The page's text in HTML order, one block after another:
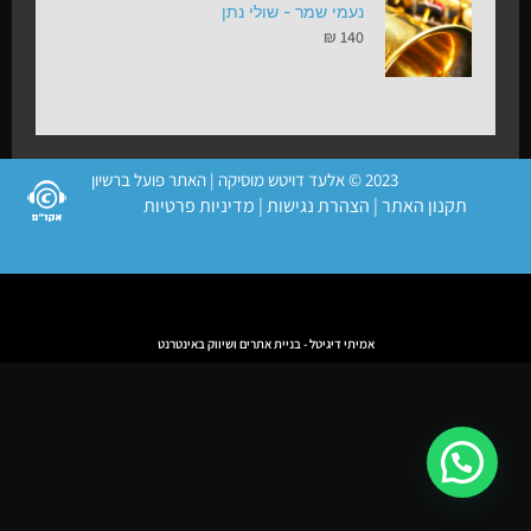
נעמי שמר - שולי נתן
₪ 140
2023 © אלעד דויטש מוסיקה | האתר פועל ברשיון
תקנון האתר| הצהרת נגישות| מדיניות פרטיות
אמיתי דיגיטל - בניית אתרים ושיווק באינטרנט